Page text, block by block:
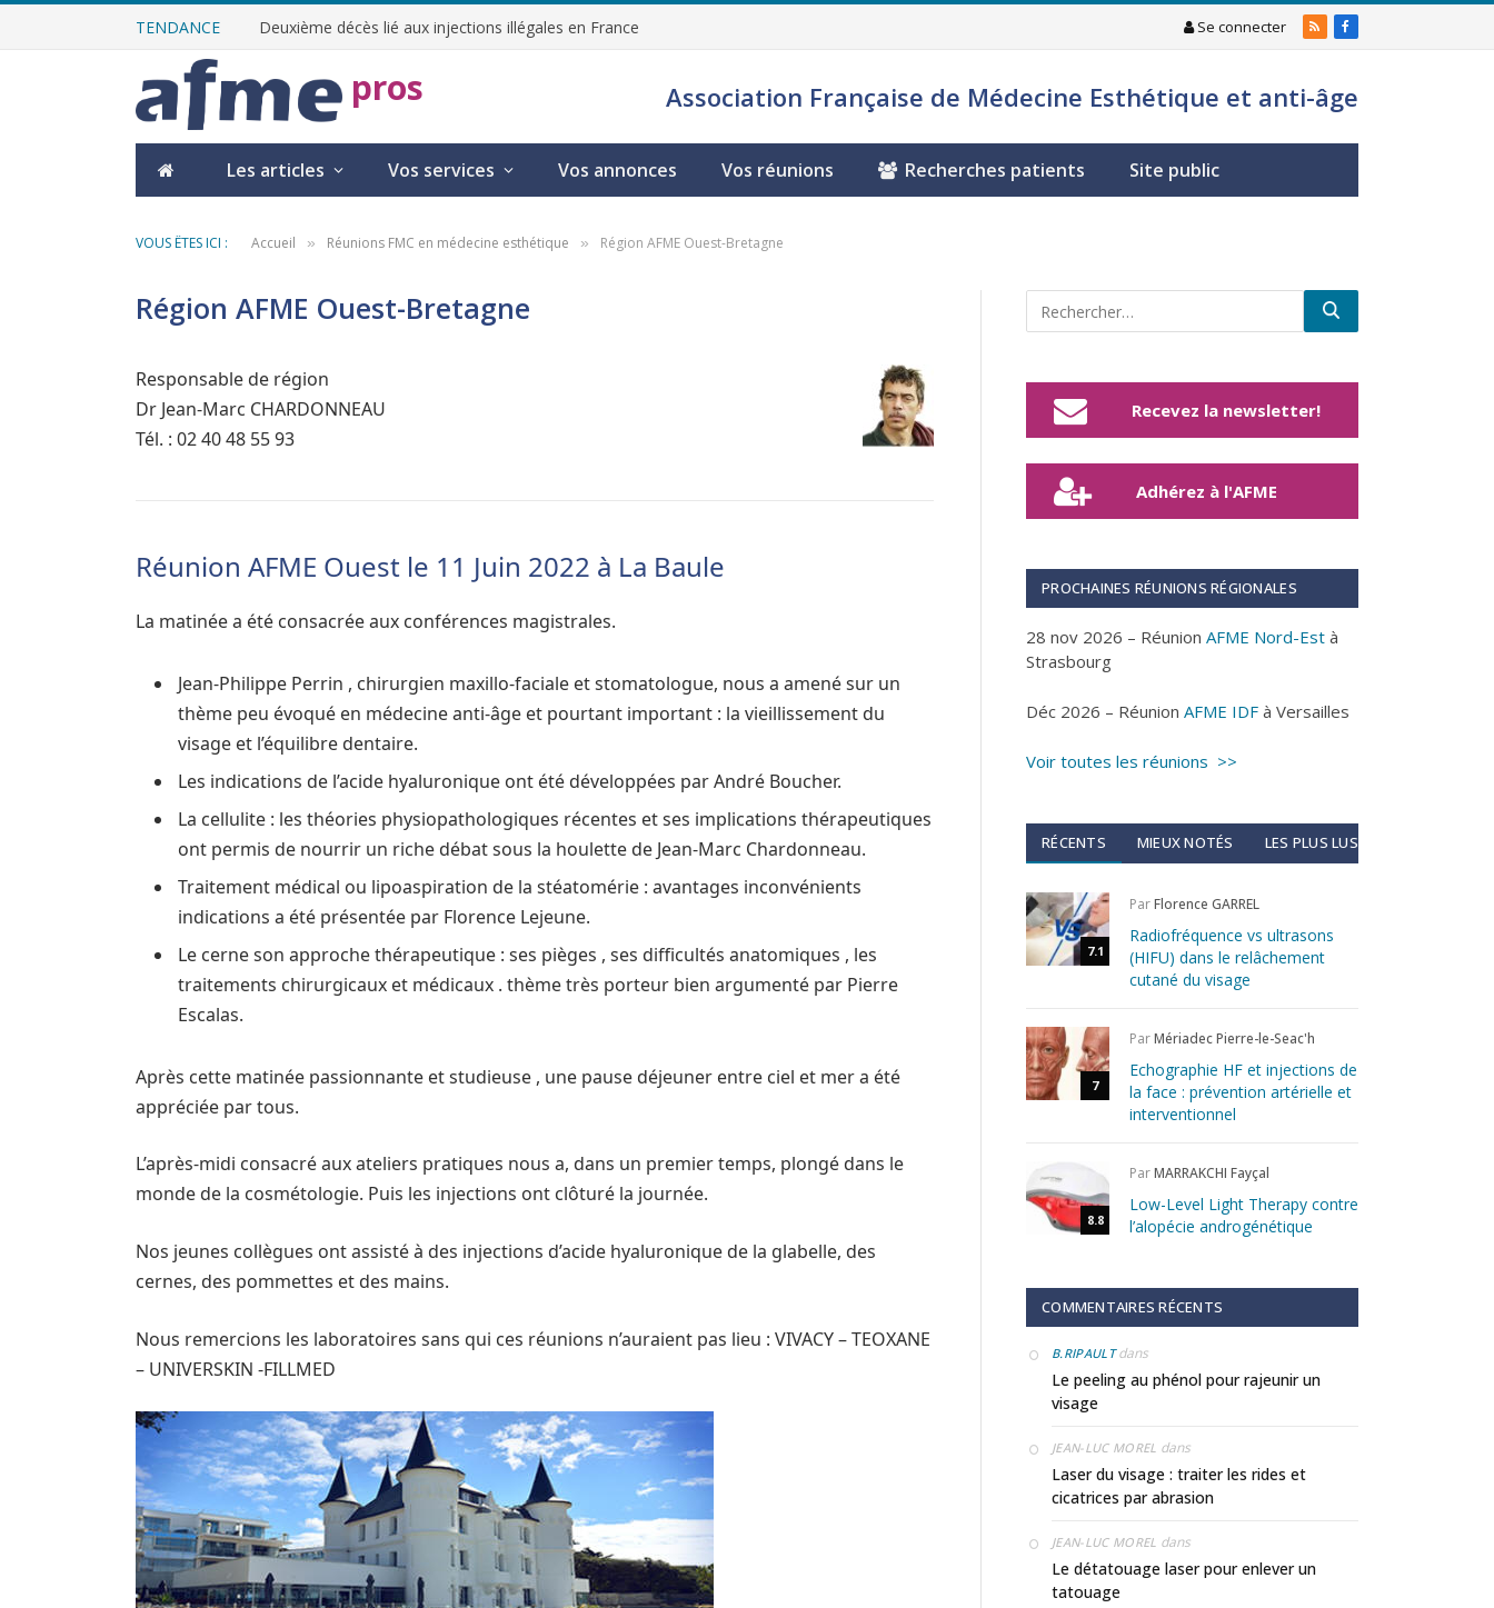
TENDANCE Deuxième décès lié aux injections illégales en France Se connecter RSSFacebook
pros Association Française de Médecine Esthétique et anti-âge
Les articles Vos services Vos annonces Vos réunions Recherches patients Site public
VOUS ÊTES ICI : Accueil » Réunions FMC en médecine esthétique » Région AFME Ouest-Bretagne
Région AFME Ouest-Bretagne
Responsable de région
Dr Jean-Marc CHARDONNEAU
Tél. : 02 40 48 55 93
Réunion AFME Ouest le 11 Juin 2022 à La Baule
La matinée a été consacrée aux conférences magistrales.
Jean-Philippe Perrin , chirurgien maxillo-faciale et stomatologue, nous a amené sur un
thème peu évoqué en médecine anti-âge et pourtant important : la vieillissement du
visage et l’équilibre dentaire.
Les indications de l’acide hyaluronique ont été développées par André Boucher.
La cellulite : les théories physiopathologiques récentes et ses implications thérapeutiques
ont permis de nourrir un riche débat sous la houlette de Jean-Marc Chardonneau.
Traitement médical ou lipoaspiration de la stéatomérie : avantages inconvénients
indications a été présentée par Florence Lejeune.
Le cerne son approche thérapeutique : ses pièges , ses difficultés anatomiques , les
traitements chirurgicaux et médicaux . thème très porteur bien argumenté par Pierre
Escalas.
Après cette matinée passionnante et studieuse , une pause déjeuner entre ciel et mer a été
appréciée par tous.
L’après-midi consacré aux ateliers pratiques nous a, dans un premier temps, plongé dans le
monde de la cosmétologie. Puis les injections ont clôturé la journée.
Nos jeunes collègues ont assisté à des injections d’acide hyaluronique de la glabelle, des
cernes, des pommettes et des mains.
Nous remercions les laboratoires sans qui ces réunions n’auraient pas lieu : VIVACY – TEOXANE
– UNIVERSKIN -FILLMED
Recevez la newsletter!
Adhérez à l'AFME
PROCHAINES RÉUNIONS RÉGIONALES
28 nov 2026 – Réunion AFME Nord-Est à
Strasbourg
Déc 2026 – Réunion AFME IDF à Versailles
Voir toutes les réunions >>
RÉCENTS MIEUX NOTÉS LES PLUS LUS
7.1
ParFlorence GARREL
Radiofréquence vs ultrasons
(HIFU) dans le relâchement
cutané du visage
7
ParMériadec Pierre-le-Seac'h
Echographie HF et injections de
la face : prévention artérielle et
interventionnel
8.8
ParMARRAKCHI Fayçal
Low-Level Light Therapy contre
l’alopécie androgénétique
COMMENTAIRES RÉCENTS
B.RIPAULTdans
Le peeling au phénol pour rajeunir un
visage
JEAN-LUC MOREL dans
Laser du visage : traiter les rides et
cicatrices par abrasion
JEAN-LUC MOREL dans
Le détatouage laser pour enlever un
tatouage